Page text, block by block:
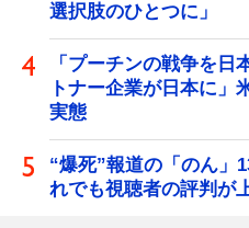
選択肢のひとつに」
「プーチンの戦争を
トナー企業が日本に」
実態
“爆死”報道の「のん
れでも視聴者の評判が